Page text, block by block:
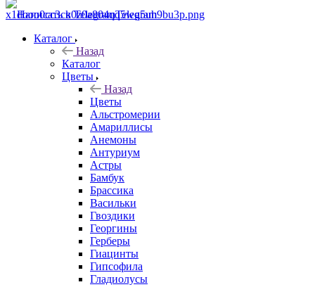
Написать в TelegramTelegram
Каталог
Назад
Каталог
Цветы
Назад
Цветы
Альстромерии
Амариллисы
Анемоны
Антуриум
Астры
Бамбук
Брассика
Васильки
Гвоздики
Георгины
Герберы
Гиацинты
Гипсофила
Гладиолусы